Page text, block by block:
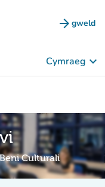
arrow_forward gweld
(tab
Cymraeg keyboard_arrow_down
Culturali